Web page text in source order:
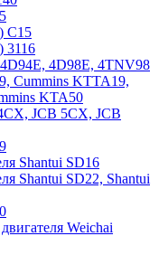
C15
3116
4D98E, 4TNV98
Cummins KTTA19,
KTA50
JCB 5CX, JCB
Shantui SD16
Shantui SD22, Shantui
Weichai